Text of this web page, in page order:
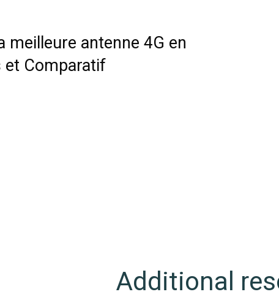
meilleure antenne 4G en
et Comparatif
Additional